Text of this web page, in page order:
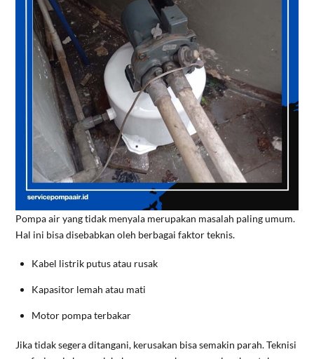
Pompa air yang tidak menyala merupakan masalah paling umum.
Hal ini bisa disebabkan oleh berbagai faktor teknis.
Kabel listrik putus atau rusak
Kapasitor lemah atau mati
Motor pompa terbakar
Jika tidak segera ditangani, kerusakan bisa semakin parah. Teknisi